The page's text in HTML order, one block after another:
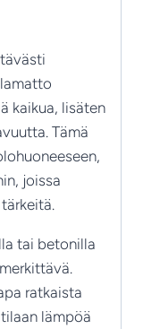
kaikua, lisäten
Tämä
joissa
tai betonilla
ratkaista
lämpöä